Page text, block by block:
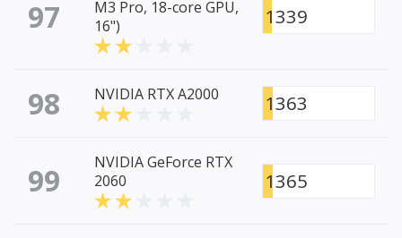
97
M3 Pro, 18-core GPU,
16")
1339
98 NVIDIA RTX A2000 1363
99
NVIDIA GeForce RTX
2060
1365